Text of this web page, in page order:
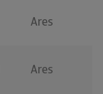
Ares
Ares